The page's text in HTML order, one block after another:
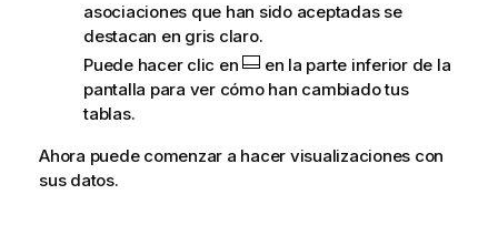
asociaciones que han sido aceptadas se
destacan en gris claro.
Puede hacer clic en
en la parte inferior de la
pantalla para ver cómo han cambiado tus
tablas.
Ahora puede comenzar a hacer visualizaciones con
sus datos.